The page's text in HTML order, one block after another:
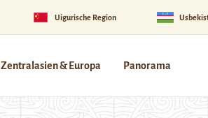
Uigurische Region
Zentralasien & Europa Panorama